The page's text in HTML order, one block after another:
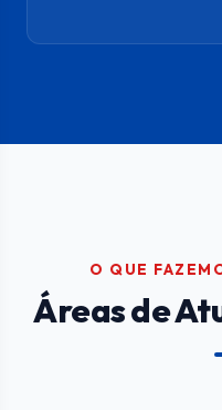
O QUE
Áreas de